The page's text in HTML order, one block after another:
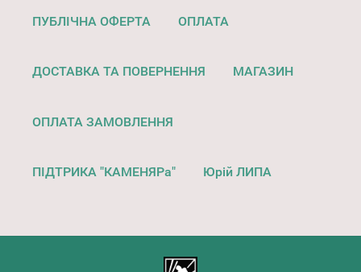
ПУБЛІЧНА ОФЕРТА ОПЛАТА
ДОСТАВКА ТА ПОВЕРНЕННЯ МАГАЗИН
ОПЛАТА ЗАМОВЛЕННЯ
ПІДТРИКА "КАМЕНЯРа" Юрій ЛИПА